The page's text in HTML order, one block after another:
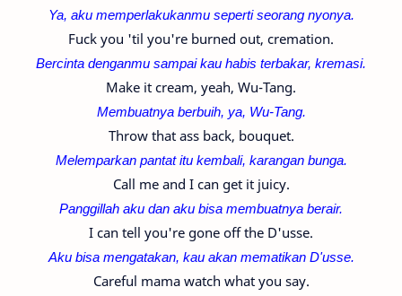
Ya, aku memperlakukanmu seperti seorang nyonya.
Fuck you 'til you're burned out, cremation.
Bercinta denganmu sampai kau habis terbakar, kremasi.
Make it cream, yeah, Wu-Tang.
Membuatnya berbuih, ya, Wu-Tang.
Throw that ass back, bouquet.
Melemparkan pantat itu kembali, karangan bunga.
Call me and I can get it juicy.
Panggillah aku dan aku bisa membuatnya berair.
I can tell you're gone off the D'usse.
Aku bisa mengatakan, kau akan mematikan D'usse.
Careful mama watch what you say.